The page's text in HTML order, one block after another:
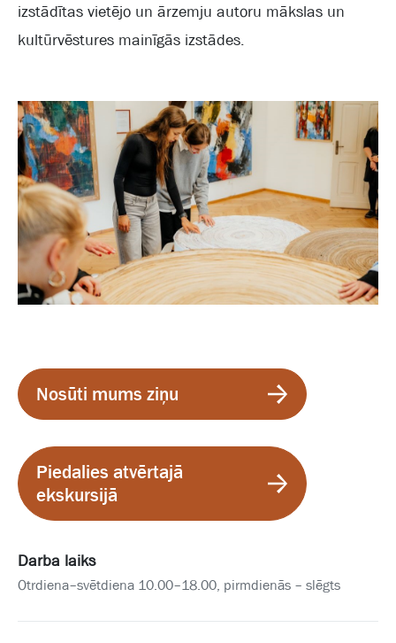
izstādītas vietējo un ārzemju autoru mākslas un
kultūrvēstures mainīgās izstādes.
Nosūti mums ziņu
Piedalies atvērtajā
ekskursijā
Darba laiks
Otrdiena–svētdiena 10.00–18.00, pirmdienās – slēgts